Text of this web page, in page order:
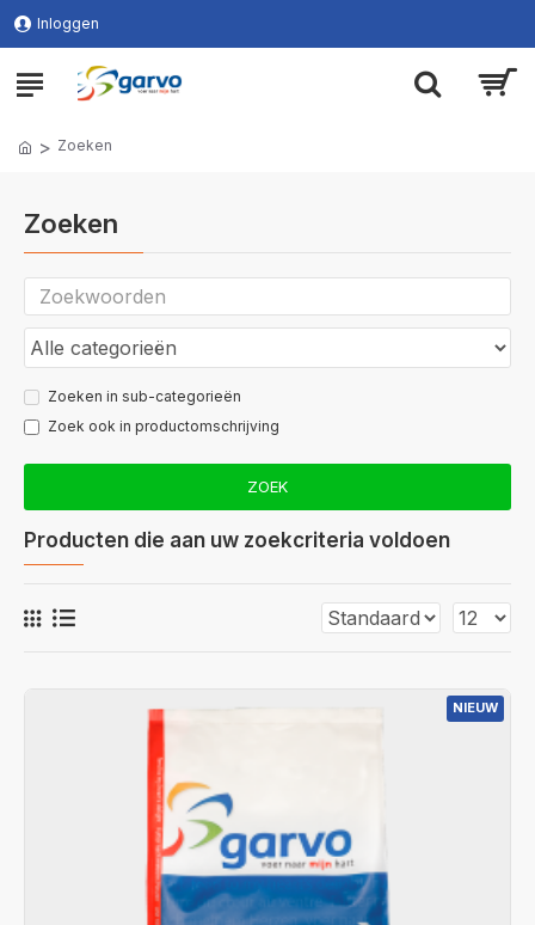
Inloggen
Zoeken
Zoeken
Zoeken in sub-categorieën
Zoek ook in productomschrijving
ZOEK
Producten die aan uw zoekcriteria voldoen
NIEUW